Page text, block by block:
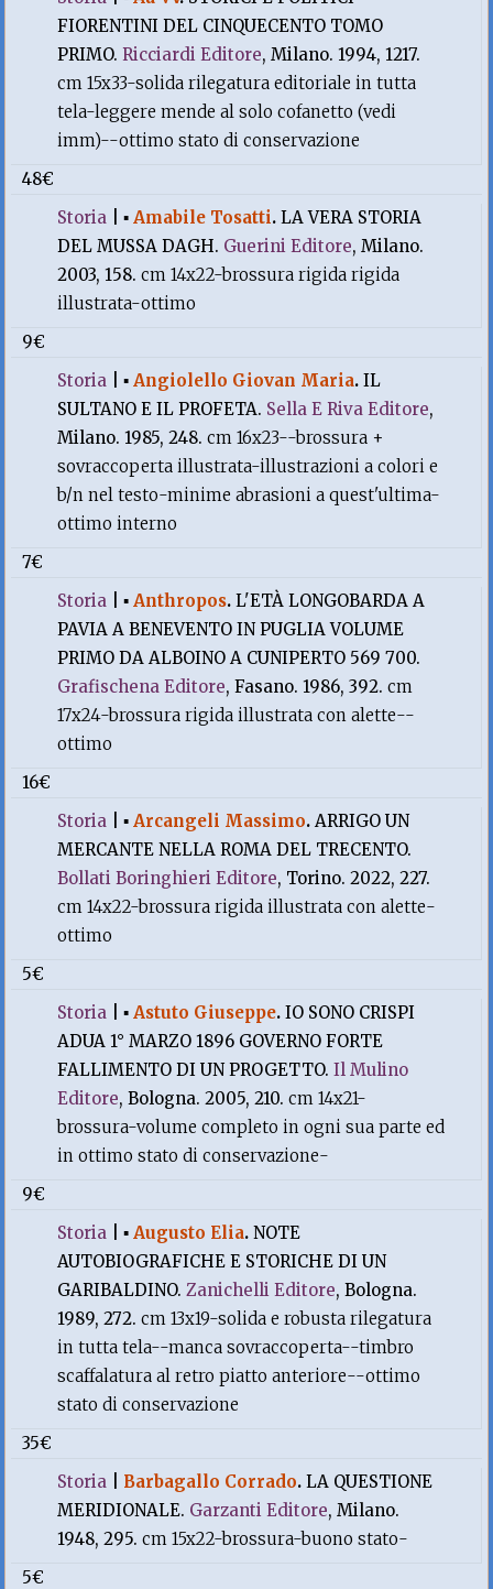
FIORENTINI DEL CINQUECENTO TOMO
PRIMO.Ricciardi Editore, Milano. 1994, 1217.
cm 15x33-solida rilegatura editoriale in tutta
tela-leggere mende al solo cofanetto (vedi
imm)--ottimo stato di conservazione
48€
Storia |▪Amabile Tosatti.LA VERA STORIA
DEL MUSSA DAGH. Guerini Editore, Milano.
2003, 158.cm 14x22-brossura rigida rigida
illustrata-ottimo
9€
Storia |▪Angiolello Giovan Maria.IL
SULTANO E IL PROFETA. Sella E Riva Editore,
Milano. 1985, 248.cm 16x23--brossura +
sovraccoperta illustrata-illustrazioni a colori e
b/n nel testo-minime abrasioni a quest'ultima-
ottimo interno
7€
Storia |▪Anthropos.L'ETÀ LONGOBARDA A
PAVIA A BENEVENTO IN PUGLIA VOLUME
PRIMO DA ALBOINO A CUNIPERTO 569 700.
Grafischena Editore, Fasano. 1986, 392.cm
17x24-brossura rigida illustrata con alette--
ottimo
16€
Storia |▪Arcangeli Massimo.ARRIGO UN
MERCANTE NELLA ROMA DEL TRECENTO.
Bollati Boringhieri Editore, Torino. 2022, 227.
cm 14x22-brossura rigida illustrata con alette-
ottimo
5€
Storia |▪Astuto Giuseppe.IO SONO CRISPI
ADUA 1° MARZO 1896 GOVERNO FORTE
FALLIMENTO DI UN PROGETTO.Il Mulino
Editore, Bologna. 2005, 210.cm 14x21-
brossura-volume completo in ogni sua parte ed
in ottimo stato di conservazione-
9€
Storia |▪Augusto Elia.NOTE
AUTOBIOGRAFICHE E STORICHE DI UN
GARIBALDINO.Zanichelli Editore, Bologna.
1989, 272.cm 13x19-solida e robusta rilegatura
in tutta tela--manca sovraccoperta--timbro
scaffalatura al retro piatto anteriore--ottimo
stato di conservazione
35€
Storia
Barbagallo Corrado.LA QUESTIONE
MERIDIONALE. Garzanti Editore, Milano.
1948, 295.cm 15x22-brossura-buono stato-
5€